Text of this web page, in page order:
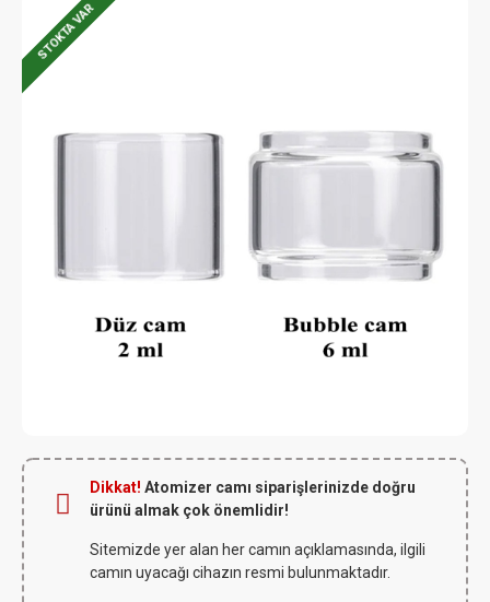
STOKTA VAR
Dikkat! Atomizer camı siparişlerinizde doğru
ürünü almak çok önemlidir!
Sitemizde yer alan her camın açıklamasında, ilgili
camın uyacağı cihazın resmi bulunmaktadır.